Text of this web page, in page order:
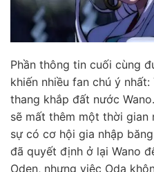
Phần thông tin cuối cùng
khiến nhiều fan chú ý
thang khắp đất nước
sẽ mất thêm một thời
sự có cơ hội gia nhập
đã quyết định ở lại Wano
Oden, nhưng việc Oda